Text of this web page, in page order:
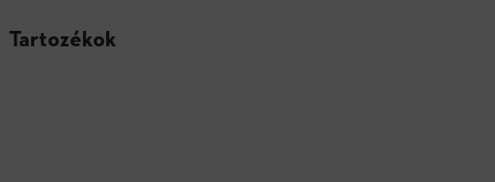
Tartozékok